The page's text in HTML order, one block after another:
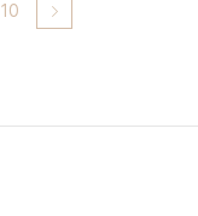
10